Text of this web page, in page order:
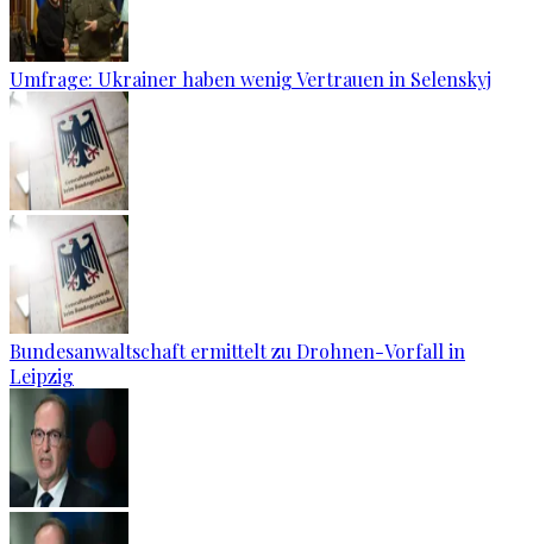
Umfrage: Ukrainer haben wenig Vertrauen in Selenskyj
Bundesanwaltschaft ermittelt zu Drohnen-Vorfall in
Leipzig